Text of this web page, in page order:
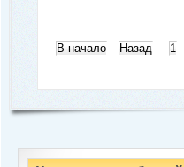
В начало Назад 1